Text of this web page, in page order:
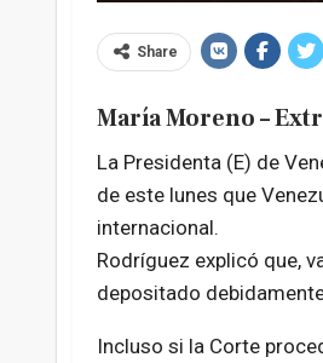
Share
María Moreno –
La Presidenta (E) de
de este lunes que
internacional.
Rodríguez explicó que,
depositado
Incluso si la Corte